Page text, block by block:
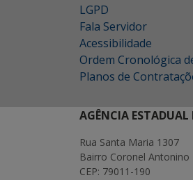
LGPD
Fala Servidor
Acessibilidade
Ordem Cronológica
Planos de
AGÊNCIA
Rua Santa Maria 1307
Bairro Coronel
CEP: 79011-190